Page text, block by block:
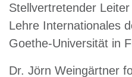
Stellvertretender
Lehre Internationales
Goethe-Universität in
Dr. Jörn Weingärtner